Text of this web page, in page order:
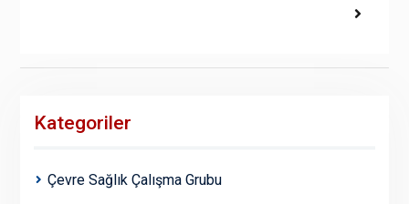
Kategoriler
Çevre Sağlık Çalışma Grubu